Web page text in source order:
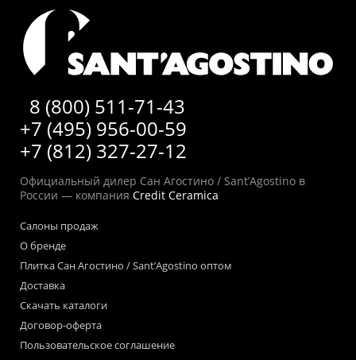
8 (800) 511-71-43
+7 (495) 956-00-59
+7 (812) 327-27-12
Официальный дилер Сан Агостино / Sant’Agostino в
России — компания Credit Ceramica
Салоны продаж
О бренде
Плитка Сан Агостино / Sant’Agostino оптом
Доставка
Скачать каталоги
Договор-оферта
Пользовательское соглашение